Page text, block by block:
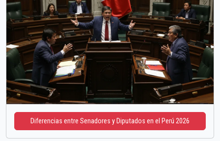
Diferencias entre Senadores y Diputados en el Perú 2026